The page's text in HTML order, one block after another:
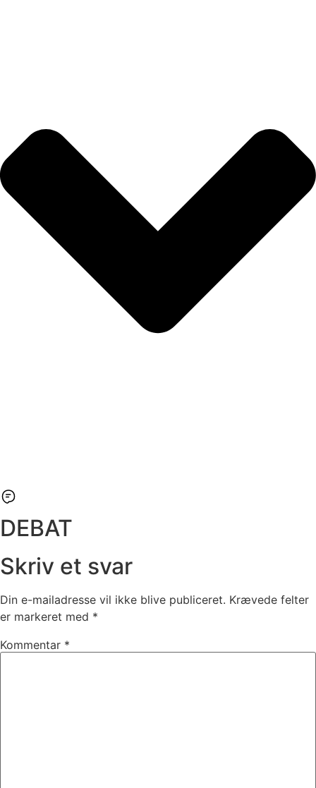
DEBAT
Skriv et svar
Din e-mailadresse vil ikke blive publiceret. Krævede felter
er markeret med *
Kommentar *